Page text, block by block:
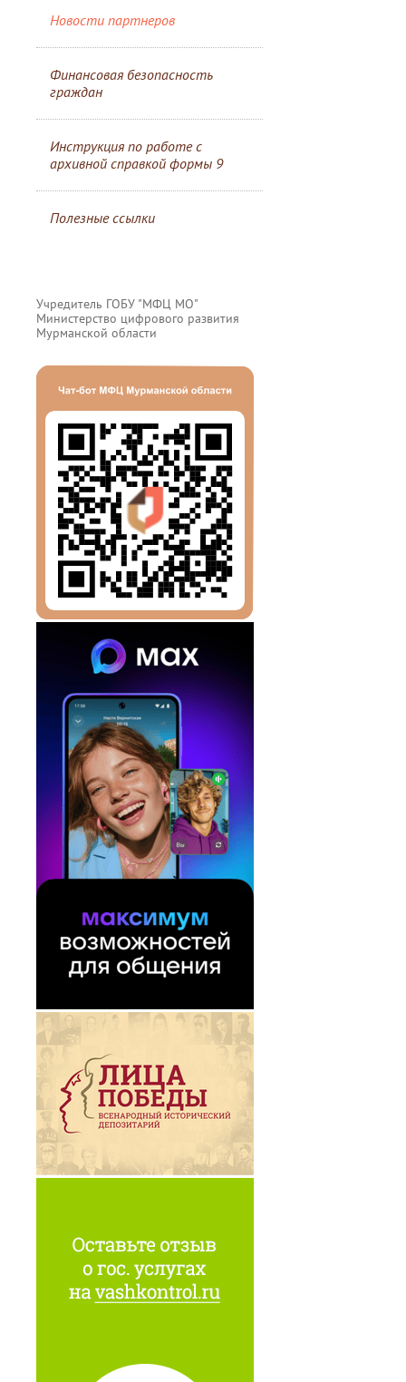
Новости партнеров
Финансовая безопасность
граждан
Инструкция по работе с
архивной справкой формы 9
Полезные ссылки
Учредитель ГОБУ "МФЦ МО"
Министерство цифрового развития
Мурманской области